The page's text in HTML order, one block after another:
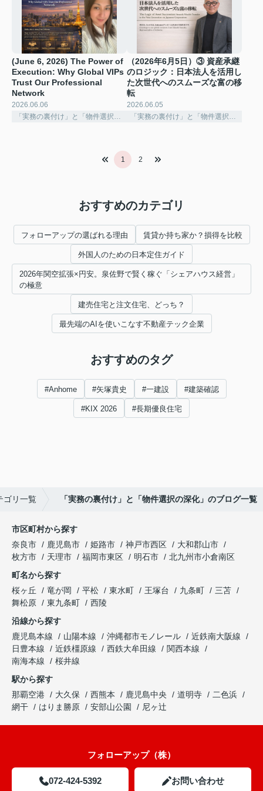
(June 6, 2026) The Power of
Execution: Why Global VIPs
Trust Our Professional
Network ️
2026.06.06
「実務の裏付け」と「物件選択の深化」
（2026年6月5日）③ 資産承継
のロジック：日本法人を活用し
た次世代へのスムーズな富の移
転
2026.06.05
「実務の裏付け」と「物件選択の深化」
1 2
おすすめのカテゴリ
フォローアップの選ばれる理由 賃貸か持ち家か？損得を比較
外国人のための日本定住ガイド
2026年関空拡張×円安。泉佐野で賢く稼ぐ「シェアハウス経営」
の極意
建売住宅と注文住宅、どっち？
最先端のAIを使いこなす不動産テック企業
おすすめのタグ
#Anhome #矢塚貴史 #一建設 #建築確認
#KIX 2026 #長期優良住宅
ゴリ一覧 「実務の裏付け」と「物件選択の深化」のブログ一覧
市区町村から探す
奈良市
鹿児島市 姫路市 神戸市西区
大和郡山市
枚方市
天理市 福岡市東区 明石市
北九州市小倉南区
町名から探す
桜ヶ丘
竜が岡 平松 東水町 王塚台 九条町
三苫
舞松原
東九条町
西陵
沿線から探す
鹿児島本線
山陽本線 沖縄都市モノレール
近鉄南大阪線
日豊本線
近鉄橿原線 西鉄大牟田線
関西本線
南海本線
桜井線
駅から探す
那覇空港
大久保 西熊本 鹿児島中央 道明寺
二色浜
網干
はりま勝原 安部山公園 尼ヶ辻
フォローアップ（株）
072-424-5392 お問い合わせ